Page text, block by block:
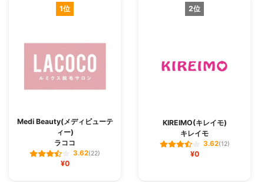
1位
Medi Beauty(メディビューテ
ィー)
ラココ
3.62(22)
¥0
2位
KIREIMO(キレイモ)
キレイモ
3.62(12)
¥0